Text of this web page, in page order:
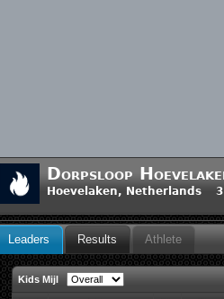
Dorpsloop
Hoevelaken, Netherlands
Leaders Results Athlete
Kids Mijl